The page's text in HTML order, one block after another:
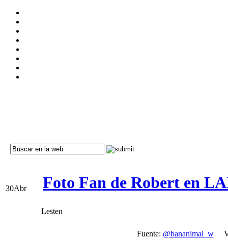
30Abr Foto Fan de Robert en
Lesten
Fuente: ‏@bananimal_w